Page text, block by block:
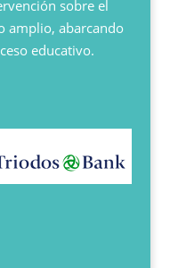
sobre el
amplio, abarcando
educativo.